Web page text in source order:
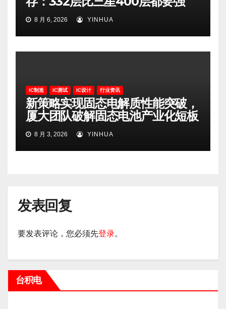
8 月 6, 2026 YINHUA
IC制造 IC测试 IC设计 行业资讯
新策略实现固态电解质性能突破，
厦大团队破解固态电池产业化短板
8 月 3, 2026 YINHUA
发表回复
要发表评论，您必须先登录。
台积电